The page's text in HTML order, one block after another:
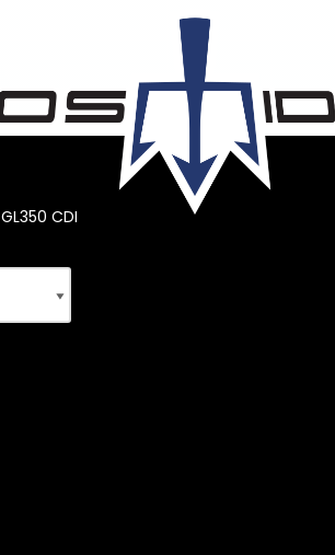
GL350 CDI